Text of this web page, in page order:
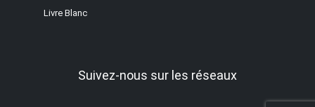
Livre Blanc
Suivez-nous sur les réseaux